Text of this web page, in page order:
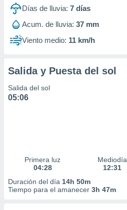
Días de lluvia: 7 días
Acum. de lluvia: 37 mm
Viento medio: 11 km/h
Salida y Puesta del sol
Salida del sol
05:06
Primera luz
04:28
Mediodía
12:31
Duración del día 14h 50m
Tiempo para el amanecer 3h 47m